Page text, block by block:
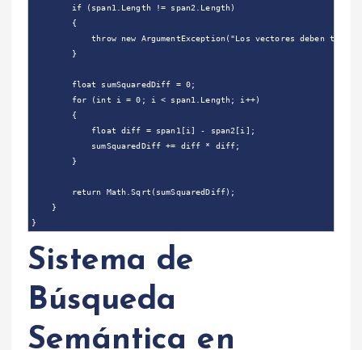
        if (span1.Length != span2.Length)
        {
throw new ArgumentException("Los vectores deben tener
        }
        float sumSquaredDiff = 0;
        for (int i = 0; i < span1.Length; i++)
        {
            float diff = span1[i] - span2[i];
            sumSquaredDiff += diff * diff;
        }
        return Math.Sqrt(sumSquaredDiff);
    }
Sistema de
Búsqueda
Semántica en